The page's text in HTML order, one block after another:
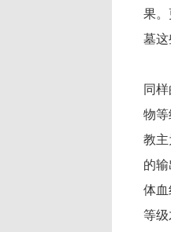
果
墓
同
物
教
的
体
等